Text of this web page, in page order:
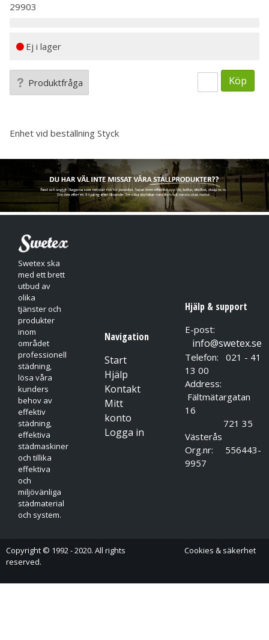
29903
Ej i lager
Produktfråga Köp
Enhet vid beställning Styck
Swetex ska
med ett brett
utbud av
olika
tjänster och
produkter
inom
området
professionell
städning,
lösa våra
kunders
behov av
effektiv
städning,
effektiva
städmaskiner
och tillika
effektiva
och
miljövänliga
städmaterial
och system.
Navigation
Start
Hjälp
Kontakt
Mitt
konto
Logga in
Hjälp & support
E-post:
info@swetex.se
Telefon: 021 - 41
13 00
Address:
Fältmätargatan
16
721 35
Västerås
Org.nr: 556443-
9957
Copyright © 1992 - 2020. All rights
reserved.
Cookies & säkerhet